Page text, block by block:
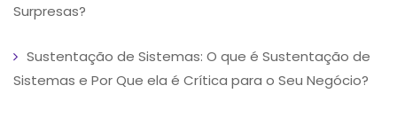
Surpresas?
Sustentação de Sistemas: O que é Sustentação de
Sistemas e Por Que ela é Crítica para o Seu Negócio?